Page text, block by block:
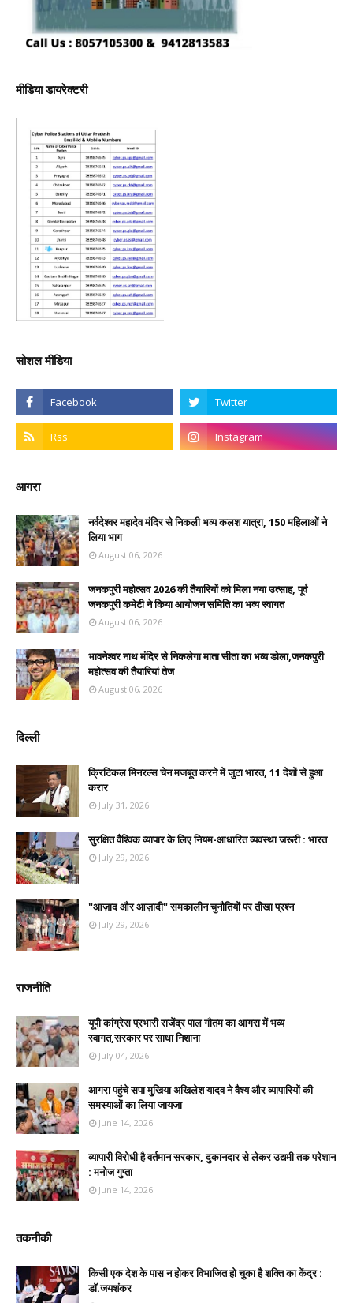
मीडिया डायरेक्टरी
सोशल मीडिया
आगरा
नर्वदेश्वर महादेव मंदिर से निकली भव्य कलश यात्रा, 150 महिलाओं ने
लिया भाग
August 06, 2026
जनकपुरी महोत्सव 2026 की तैयारियों को मिला नया उत्साह, पूर्व
जनकपुरी कमेटी ने किया आयोजन समिति का भव्य स्वागत
August 06, 2026
भावनेश्वर नाथ मंदिर से निकलेगा माता सीता का भव्य डोला,जनकपुरी
महोत्सव की तैयारियां तेज
August 06, 2026
दिल्ली
क्रिटिकल मिनरल्स चेन मजबूत करने में जुटा भारत, 11 देशों से हुआ
करार
July 31, 2026
सुरक्षित वैश्विक व्यापार के लिए नियम-आधारित व्यवस्था जरूरी : भारत
July 29, 2026
"आज़ाद और आज़ादी" समकालीन चुनौतियों पर तीखा प्रश्न
July 29, 2026
राजनीति
यूपी कांग्रेस प्रभारी राजेंद्र पाल गौतम का आगरा में भव्य
स्वागत,सरकार पर साधा निशाना
July 04, 2026
आगरा पहुंचे सपा मुखिया अखिलेश यादव ने वैश्य और व्यापारियों की
समस्याओं का लिया जायजा
June 14, 2026
व्यापारी विरोधी है वर्तमान सरकार, दुकानदार से लेकर उद्यमी तक परेशान
: मनोज गुप्ता
June 14, 2026
तकनीकी
किसी एक देश के पास न होकर विभाजित हो चुका है शक्ति का केंद्र :
डॉ.जयशंकर